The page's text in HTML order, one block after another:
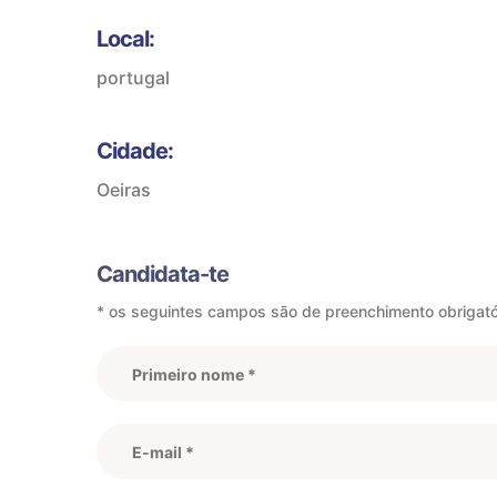
Local:
portugal
Cidade:
Oeiras
Candidata-te
* os seguintes campos são de preenchimento